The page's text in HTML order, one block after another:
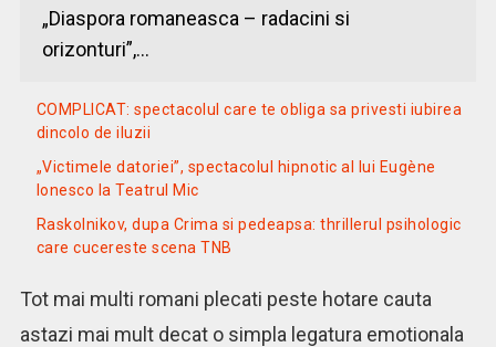
„Diaspora romaneasca – radacini si
orizonturi”,...
COMPLICAT: spectacolul care te obliga sa privesti iubirea
dincolo de iluzii
„Victimele datoriei”, spectacolul hipnotic al lui Eugène
Ionesco la Teatrul Mic
Raskolnikov, dupa Crima si pedeapsa: thrillerul psihologic
care cucereste scena TNB
Tot mai multi romani plecati peste hotare cauta
astazi mai mult decat o simpla legatura emotionala